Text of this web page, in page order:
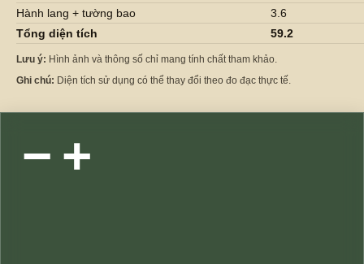
Hành lang + tường bao
3.6
Tổng diện tích
59.2
Lưu ý: Hình ảnh và thông số chỉ mang tính chất tham khảo.
Ghi chú: Diện tích sử dụng có thể thay đổi theo đo đạc thực tế.
− +